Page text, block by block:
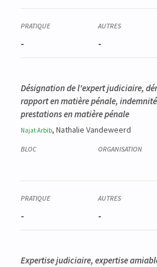
- -
Désignation de l'expert judiciaire,
rapport en matière pénale,
prestations en matière pénale
NajatArbib, Nathalie Vandeweerd
- -
Expertise judiciaire, expertise